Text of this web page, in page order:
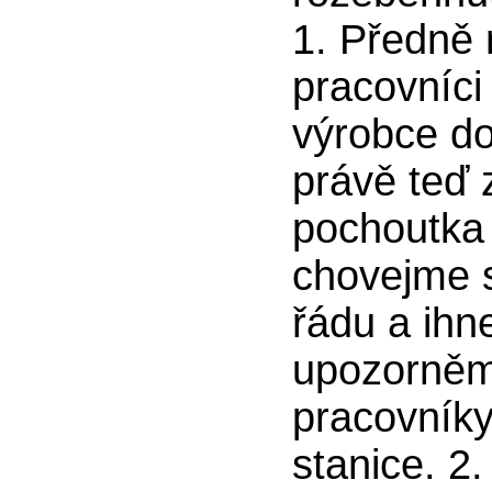
1. Předně
výrobce
právě teď
chovejme
řádu a
stanice.